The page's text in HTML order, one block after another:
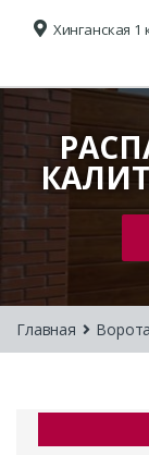
Хинганская 1
Главная Ворота